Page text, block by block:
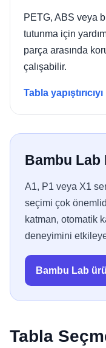
PETG, ABS veya
tutunma için
parça arasında
çalışabilir.
Tabla
Bambu Lab
A1, P1 veya X1
seçimi çok
katman, otomatik
deneyimini
Bambu Lab
Tabla